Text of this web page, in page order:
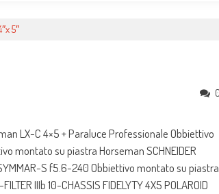
5″
LX-C 4×5 + Paraluce Professionale Obbiettivo
montato su piastra Horseman SCHNEIDER
S f5.6-240 Obbiettivo montato su piastra
IIIb 10-CHASSIS FIDELYTY 4X5 POLAROID